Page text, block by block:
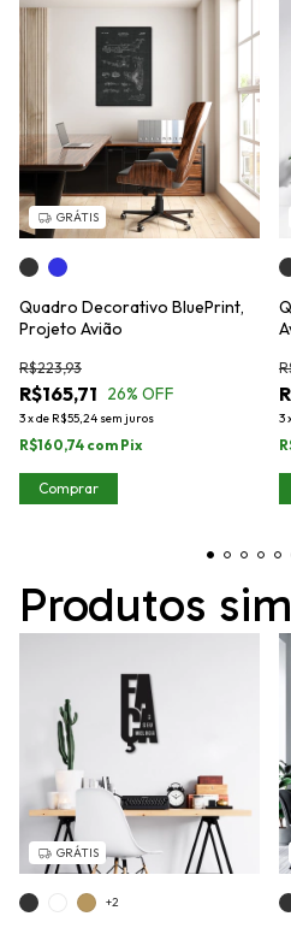
GRÁTIS
Quadro Decorativo BluePrint,
Projeto Avião
R$165,71
R$223,93
26% OFF
3xde R$55,24 sem juros
R$160,74 com Pix
Comprar
3
Produtos
GRÁTIS
+2